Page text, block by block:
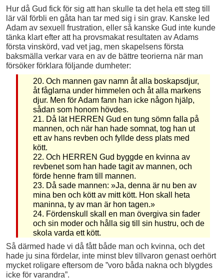
Hur då Gud fick för sig att han skulle ta det hela ett steg till
lär väl förbli en gåta han tar med sig i sin grav. Kanske led
Adam av sexuell frustration, eller så kanske Gud inte kunde
tänka klart efter att ha provsmakat resultaten av Adams
första vinskörd, vad vet jag, men skapelsens första
baksmälla verkar vara en av de bättre teorierna när man
försöker förklara följande dumheter:
20. Och mannen gav namn åt alla boskapsdjur,
åt fåglarna under himmelen och åt alla markens
djur. Men för Adam fann han icke någon hjälp,
sådan som honom hövdes.
21. Då lät HERREN Gud en tung sömn falla på
mannen, och när han hade somnat, tog han ut
ett av hans revben och fyllde dess plats med
kött.
22. Och HERREN Gud byggde en kvinna av
revbenet som han hade tagit av mannen, och
förde henne fram till mannen.
23. Då sade mannen: »Ja, denna är nu ben av
mina ben och kött av mitt kött. Hon skall heta
maninna, ty av man är hon tagen.»
24. Fördenskull skall en man övergiva sin fader
och sin moder och hålla sig till sin hustru, och de
skola varda ett kött.
Så därmed hade vi då fått både man och kvinna, och det
hade ju sina fördelar, inte minst blev tillvaron genast oerhört
mycket roligare eftersom de ”voro båda nakna och blygdes
icke för varandra”.